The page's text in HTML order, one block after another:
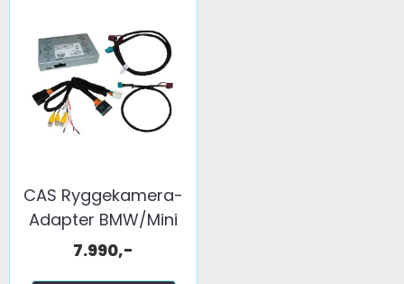
CAS Ryggekamera-
Adapter BMW/Mini
m/NBT ...
7.990,-